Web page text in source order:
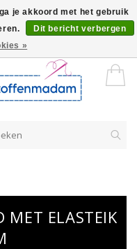
verkocht per 10 cm.
MET ELASTEIK
je akkoord met het gebruik
Dit bericht verbergen
»